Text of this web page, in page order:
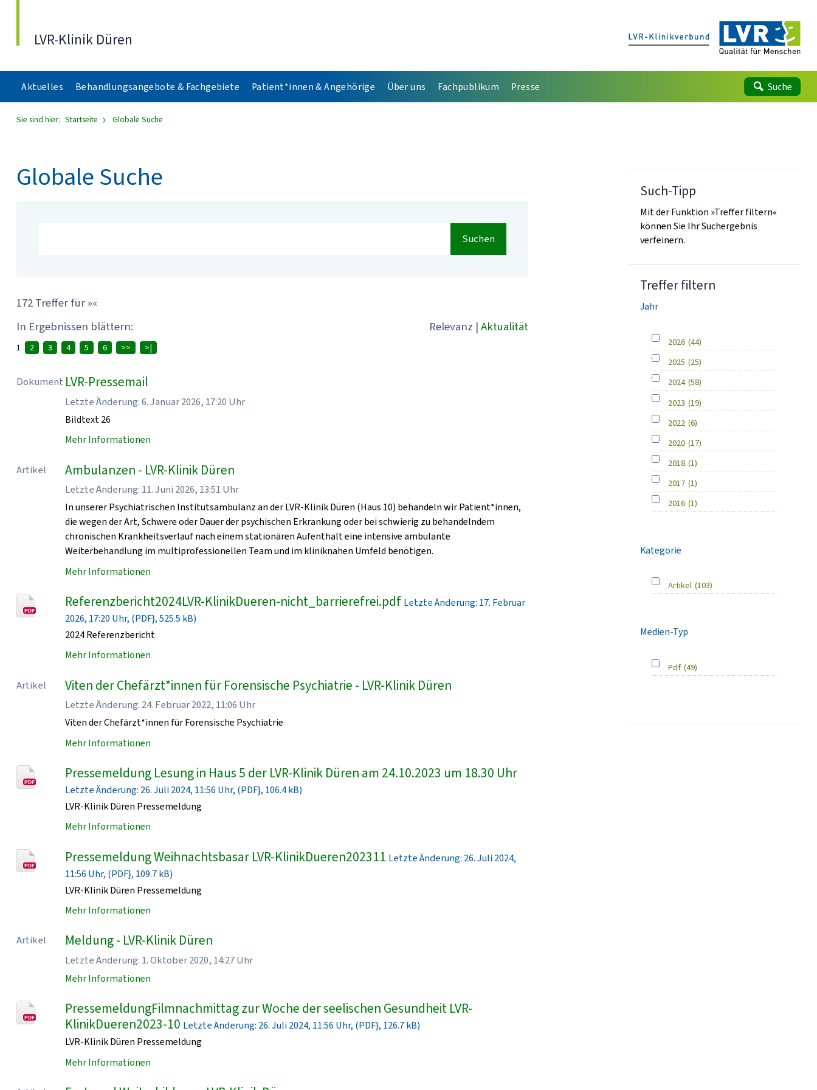
LVR-Klinik Düren
Aktuelles Behandlungsangebote & Fachgebiete Patient*innen & Angehörige Über uns Fachpublikum Presse Suche
Sie sind hier: Startseite Globale Suche
Globale Suche
Suchen
172 Treffer für »«
In Ergebnissen blättern:
Relevanz | Aktualität
1 2 3 4 5 6 >> >|
Dokument LVR-Pressemail
Letzte Änderung: 6. Januar 2026, 17:20 Uhr
Bildtext 26
Mehr Informationen
Artikel Ambulanzen - LVR-Klinik Düren
Letzte Änderung: 11. Juni 2026, 13:51 Uhr
In unserer Psychiatrischen Institutsambulanz an der LVR-Klinik Düren (Haus 10) behandeln wir Patient*innen,
die wegen der Art, Schwere oder Dauer der psychischen Erkrankung oder bei schwierig zu behandelndem
chronischen Krankheitsverlauf nach einem stationären Aufenthalt eine intensive ambulante
Weiterbehandlung im multiprofessionellen Team und im kliniknahen Umfeld benötigen.
Mehr Informationen
Referenzbericht2024LVR-KlinikDueren-nicht_barrierefrei.pdf Letzte Änderung: 17. Februar
2026, 17:20 Uhr, (PDF}, 525.5 kB)
2024 Referenzbericht
Mehr Informationen
Artikel Viten der Chefärzt*innen für Forensische Psychiatrie - LVR-Klinik Düren
Letzte Änderung: 24. Februar 2022, 11:06 Uhr
Viten der Chefärzt*innen für Forensische Psychiatrie
Mehr Informationen
Pressemeldung Lesung in Haus 5 der LVR-Klinik Düren am 24.10.2023 um 18.30 Uhr
Letzte Änderung: 26. Juli 2024, 11:56 Uhr, (PDF}, 106.4 kB)
LVR-Klinik Düren Pressemeldung
Mehr Informationen
Pressemeldung Weihnachtsbasar LVR-KlinikDueren202311 Letzte Änderung: 26. Juli 2024,
11:56 Uhr, (PDF}, 109.7 kB)
LVR-Klinik Düren Pressemeldung
Mehr Informationen
Artikel Meldung - LVR-Klinik Düren
Letzte Änderung: 1. Oktober 2020, 14:27 Uhr
Mehr Informationen
PressemeldungFilmnachmittag zur Woche der seelischen Gesundheit LVR-
KlinikDueren2023-10 Letzte Änderung: 26. Juli 2024, 11:56 Uhr, (PDF}, 126.7 kB)
LVR-Klinik Düren Pressemeldung
Mehr Informationen
Such-Tipp
Mit der Funktion »Treffer filtern«
können Sie Ihr Suchergebnis
verfeinern.
Treffer filtern
Jahr
2026 (44)
2025 (25)
2024 (58)
2023 (19)
2022 (6)
2020 (17)
2018 (1)
2017 (1)
2016 (1)
Kategorie
Artikel (103)
Medien-Typ
Pdf (49)